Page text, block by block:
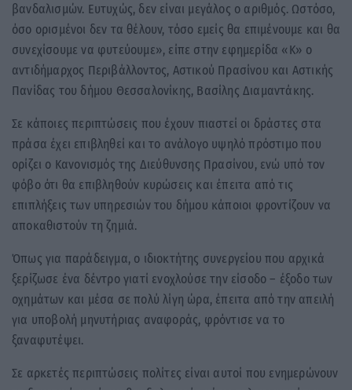
βανδαλισμών. Ευτυχώς, δεν είναι μεγάλος ο αριθμός. Ωστόσο,
όσο ορισμένοι δεν τα θέλουν, τόσο εμείς θα επιμένουμε και θα
συνεχίσουμε να φυτεύουμε», είπε στην εφημερίδα «K» ο
αντιδήμαρχος Περιβάλλοντος, Αστικού Πρασίνου και Αστικής
Πανίδας του δήμου Θεσσαλονίκης, Βασίλης Διαμαντάκης.
Σε κάποιες περιπτώσεις που έχουν πιαστεί οι δράστες στα
πράσα έχει επιβληθεί και το ανάλογο υψηλό πρόστιμο που
ορίζει ο Κανονισμός της Διεύθυνσης Πρασίνου, ενώ υπό τον
φόβο ότι θα επιβληθούν κυρώσεις και έπειτα από τις
επιπλήξεις των υπηρεσιών του δήμου κάποιοι φροντίζουν να
αποκαθιστούν τη ζημιά.
Όπως για παράδειγμα, ο ιδιοκτήτης συνεργείου που αρχικά
ξερίζωσε ένα δέντρο γιατί ενοχλούσε την είσοδο – έξοδο των
οχημάτων και μέσα σε πολύ λίγη ώρα, έπειτα από την απειλή
για υποβολή μηνυτήριας αναφοράς, φρόντισε να το
ξαναφυτέψει.
Σε αρκετές περιπτώσεις πολίτες είναι αυτοί που ενημερώνουν